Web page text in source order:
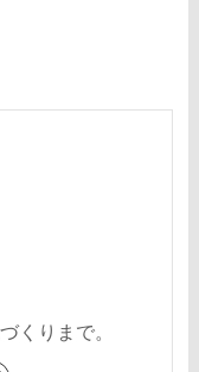
くりまで。